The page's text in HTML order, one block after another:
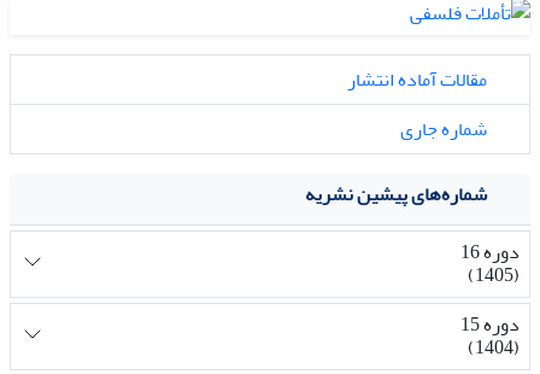
مقالات آماده انتشار
شماره جاری
شماره‌های پیشین نشریه
دوره 16
(1405)
دوره 15
(1404)